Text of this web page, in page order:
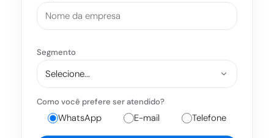
Segmento
Como você prefere ser atendido?
WhatsApp E-mail Telefone